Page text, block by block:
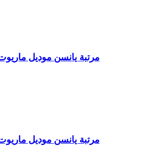
مرتبة يانسن موديل ماريوت 100*190*22
مرتبة يانسن موديل ماريوت 180*200*17